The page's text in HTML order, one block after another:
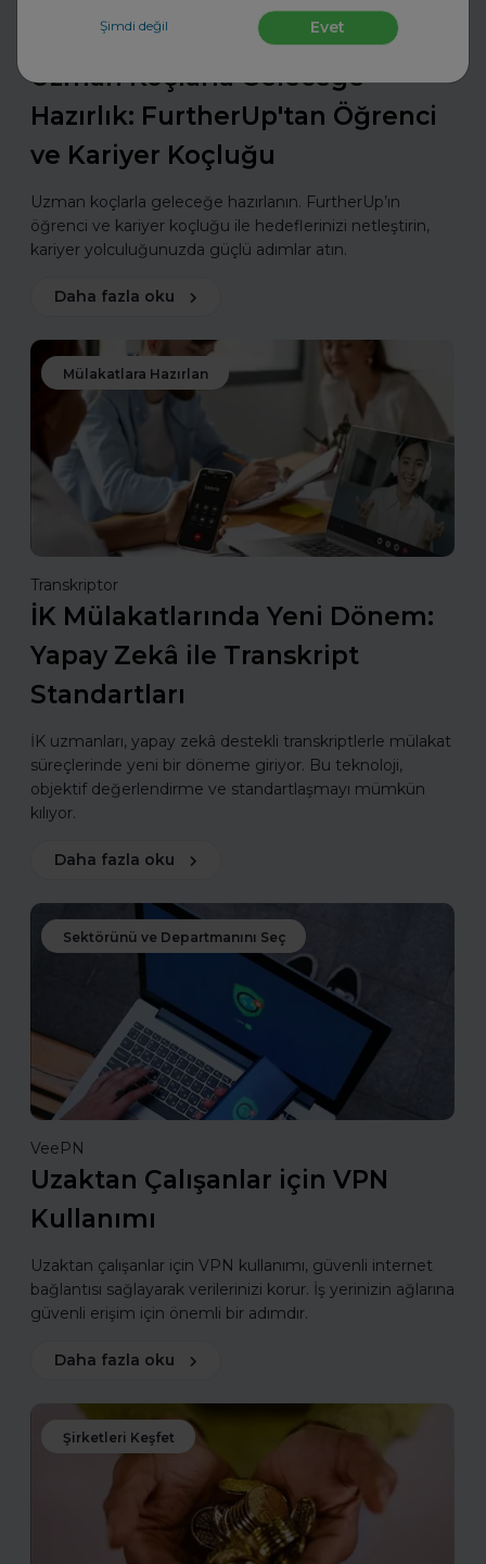
Şimdi değil Evet
Uzman Koçlarla Geleceğe
Hazırlık: FurtherUp'tan Öğrenci
ve Kariyer Koçluğu
Uzman koçlarla geleceğe hazırlanın. FurtherUp’ın
öğrenci ve kariyer koçluğu ile hedeflerinizi netleştirin,
kariyer yolculuğunuzda güçlü adımlar atın.
Daha fazla oku
Mülakatlara Hazırlan
Transkriptor
İK Mülakatlarında Yeni Dönem:
Yapay Zekâ ile Transkript
Standartları
İK uzmanları, yapay zekâ destekli transkriptlerle mülakat
süreçlerinde yeni bir döneme giriyor. Bu teknoloji,
objektif değerlendirme ve standartlaşmayı mümkün
kılıyor.
Daha fazla oku
Sektörünü ve Departmanını Seç
VeePN
Uzaktan Çalışanlar için VPN
Kullanımı
Uzaktan çalışanlar için VPN kullanımı, güvenli internet
bağlantısı sağlayarak verilerinizi korur. İş yerinizin ağlarına
güvenli erişim için önemli bir adımdır.
Daha fazla oku
Şirketleri Keşfet